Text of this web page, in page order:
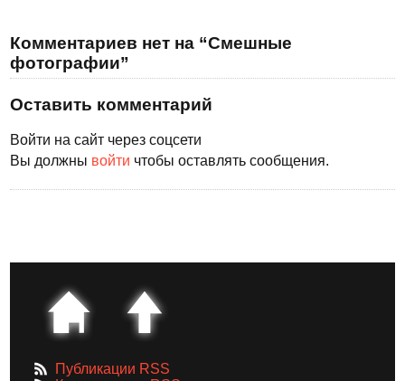
Комментариев нет на “Смешные
фотографии”
Оставить комментарий
Войти на сайт через соцсети
Вы должны войти чтобы оставлять сообщения.
Публикации RSS